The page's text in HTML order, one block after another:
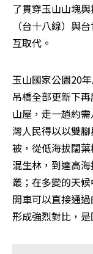
了貫穿玉山山塊
（台十八線）與
互取代。
玉山國家公園20
吊橋全部更新下
山屋，走一趟約
灣人民得以以雙
被，從低海拔闊
混生林，到達高
叢；在多變的天
開車可以直接通
形成強烈對比，